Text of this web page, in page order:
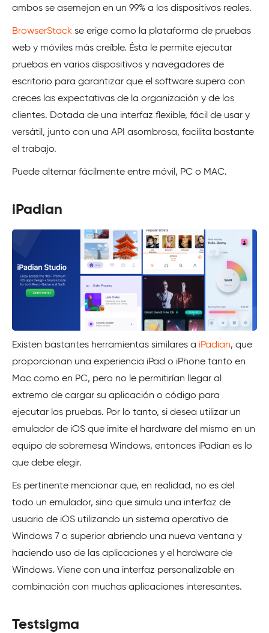
ambos se asemejan en un 99% a los dispositivos reales.
BrowserStack se erige como la plataforma de pruebas
web y móviles más creíble. Ésta le permite ejecutar
pruebas en varios dispositivos y navegadores de
escritorio para garantizar que el software supera con
creces las expectativas de la organización y de los
clientes. Dotada de una interfaz flexible, fácil de usar y
versátil, junto con una API asombrosa, facilita bastante
el trabajo.
Puede alternar fácilmente entre móvil, PC o MAC.
iPadian
Existen bastantes herramientas similares a iPadian, que
proporcionan una experiencia iPad o iPhone tanto en
Mac como en PC, pero no le permitirían llegar al
extremo de cargar su aplicación o código para
ejecutar las pruebas. Por lo tanto, si desea utilizar un
emulador de iOS que imite el hardware del mismo en un
equipo de sobremesa Windows, entonces iPadian es lo
que debe elegir.
Es pertinente mencionar que, en realidad, no es del
todo un emulador, sino que simula una interfaz de
usuario de iOS utilizando un sistema operativo de
Windows 7 o superior abriendo una nueva ventana y
haciendo uso de las aplicaciones y el hardware de
Windows. Viene con una interfaz personalizable en
combinación con muchas aplicaciones interesantes.
Testsigma